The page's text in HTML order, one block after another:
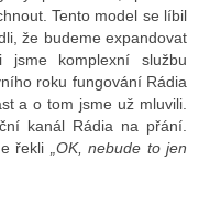
Tento model se líbil
že budeme expandovat
jsme komplexní službu
roku fungování Rádia
a o tom jsme už mluvili.
kanál Rádia na přání.
řekli
„OK, nebude to jen